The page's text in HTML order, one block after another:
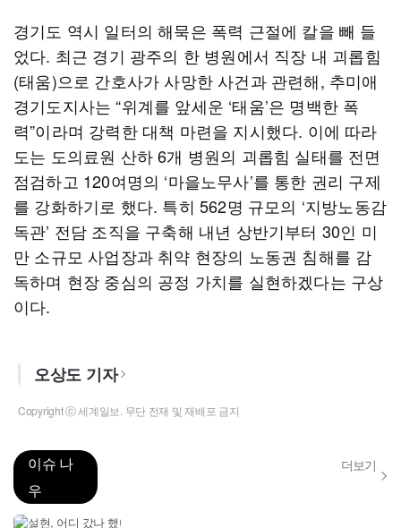
경기도 역시 일터의 해묵은 폭력 근절에 칼을 빼 들
었다. 최근 경기 광주의 한 병원에서 직장 내 괴롭힘
(태움)으로 간호사가 사망한 사건과 관련해, 추미애
경기도지사는 “위계를 앞세운 ‘태움’은 명백한 폭
력”이라며 강력한 대책 마련을 지시했다. 이에 따라
도는 도의료원 산하 6개 병원의 괴롭힘 실태를 전면
점검하고 120여명의 ‘마을노무사’를 통한 권리 구제
를 강화하기로 했다. 특히 562명 규모의 ‘지방노동감
독관’ 전담 조직을 구축해 내년 상반기부터 30인 미
만 소규모 사업장과 취약 현장의 노동권 침해를 감
독하며 현장 중심의 공정 가치를 실현하겠다는 구상
이다.
오상도 기자
Copyright ⓒ 세계일보. 무단 전재 및 재배포 금지
이슈 나
우
더보기